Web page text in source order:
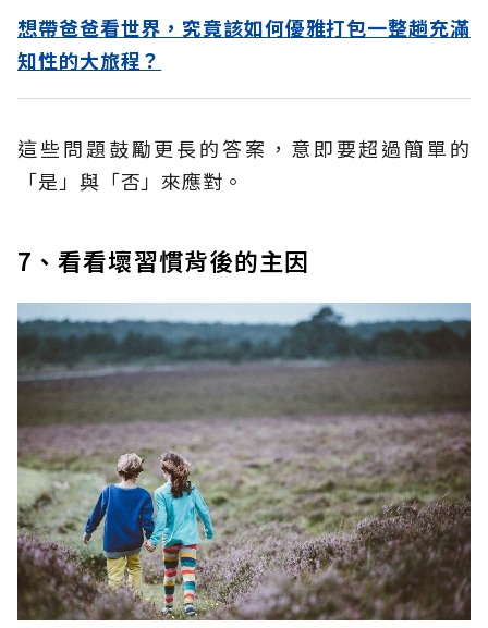
想帶爸爸看世界，究竟該如何優雅打包一整趟充滿
知性的大旅程？
這些問題鼓勵更長的答案，意即要超過簡單的
「是」與「否」來應對。
7、看看壞習慣背後的主因